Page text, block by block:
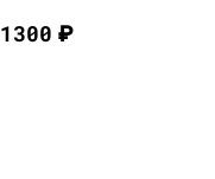
1300₽